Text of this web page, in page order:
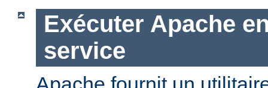
Exécuter Apache
service